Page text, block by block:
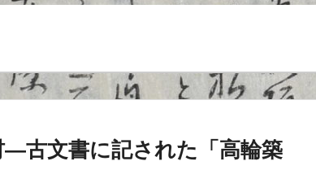
古文書に記された「高輪築